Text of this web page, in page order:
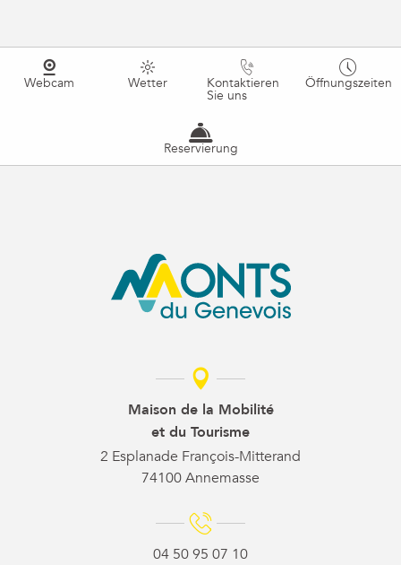
Webcam Wetter Kontaktieren
Sie uns
Öffnungszeiten
Reservierung
Maison de la Mobilité
et du Tourisme
2 Esplanade François-Mitterand
74100 Annemasse
04 50 95 07 10